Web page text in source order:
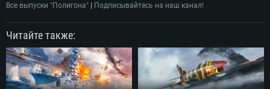
Все выпуски "Полигона" | Подписывайтесь на наш канал!
Читайте также: